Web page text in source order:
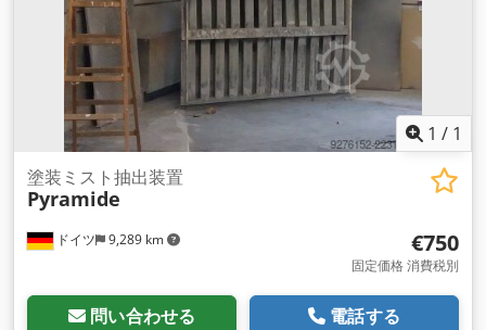
1 / 1
ドイツ 9,289 km
塗装ミスト抽出装置
Pyramide
€750
固定価格 消費税別
問い合わせる 電話する